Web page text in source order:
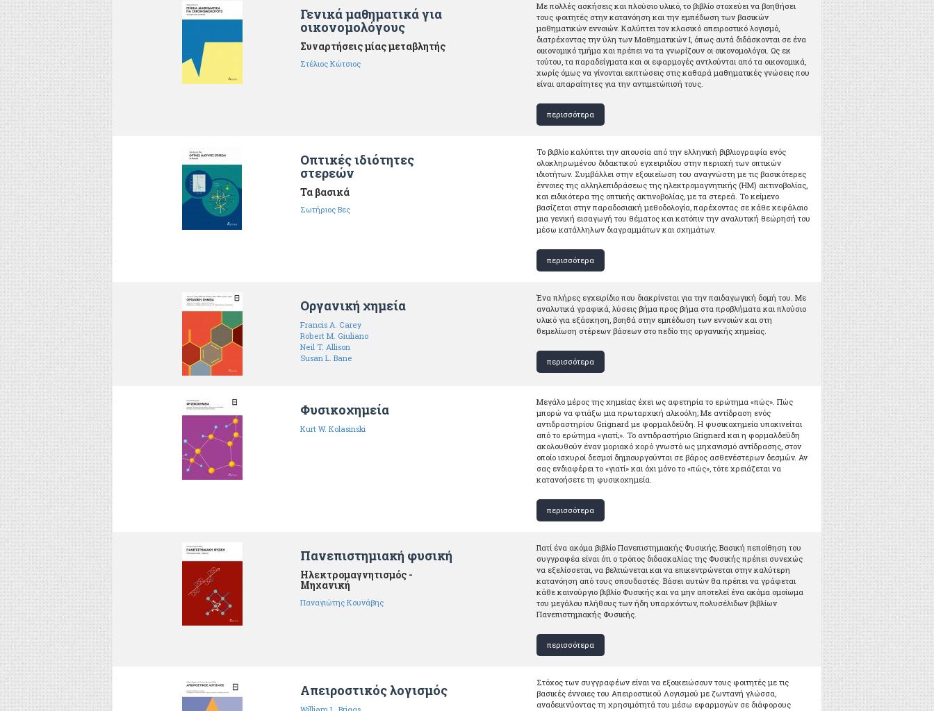
Γενικά μαθηματικά για
οικονομολόγους
Συναρτήσεις μίας μεταβλητής
Στέλιος Κώτσιος
Με πολλές ασκήσεις και πλούσιο υλικό, το βιβλίο στοχεύει να βοηθήσει
τους φοιτητές στην κατανόηση και την εμπέδωση των βασικών
μαθηματικών εννοιών. Καλύπτει τον κλασικό απειροστικό λογισµό,
διατρέχοντας την ύλη των Μαθηµατικών Ι, όπως αυτά διδάσκονται σε ένα
οικονοµικό τµήµα και πρέπει να τα γνωρίζουν οι οικονοµολόγοι. Ως εκ
τούτου, τα παραδείγµατα και οι εφαρµογές αντλούνται από τα οικονοµικά,
χωρίς όµως να γίνονται εκπτώσεις στις καθαρά µαθηµατικές γνώσεις που
είναι απαραίτητες για την αντιµετώπισή τους.
περισσότερα
Οπτικές ιδιότητες
στερεών
Τα βασικά
Σωτήριος Βες
Το βιβλίο καλύπτει την απουσία από την ελληνική βιβλιογραφία ενός
ολοκληρωμένου διδακτικού εγχειριδίου στην περιοχή των οπτικών
ιδιοτήτων. Συμβάλλει στην εξοικείωση του αναγνώστη με τις βασικότερες
έννοιες της αλληλεπιδράσεως της ηλεκτρομαγνητικής (ΗΜ) ακτινοβολίας,
και ειδικότερα της οπτικής ακτινοβολίας, με τα στερεά. Το κείμενο
βασίζεται στην παραδοσιακή μεθοδολογία, παρέχοντας σε κάθε κεφάλαιο
μια γενική εισαγωγή του θέματος και κατόπιν την αναλυτική θεώρησή του
μέσω κατάλληλων διαγραμμάτων και σχημάτων.
περισσότερα
Οργανική χημεία
Francis A. Carey
Robert M. Giuliano
Neil T. Allison
Susan L. Bane
Ένα πλήρες εγχειρίδιο που διακρίνεται για την παιδαγωγική δομή του. Με
αναλυτικά γραφικά, λύσεις βήμα προς βήμα στα προβλήματα και πλούσιο
υλικό για εξάσκηση, βοηθά στην εμπέδωση των εννοιών και στη
θεμελίωση στέρεων βάσεων στο πεδίο της οργανικής χημείας.
περισσότερα
Φυσικοχημεία
Kurt W. Kolasinski
Μεγάλο μέρος της χημείας έχει ως αφετηρία το ερώτημα «πώς». Πώς
μπορώ να φτιάξω μια πρωταρχική αλκοόλη; Με αντίδραση ενός
αντιδραστηρίου Grignard με φορμαλδεΰδη. Η φυσικοχημεία υποκινείται
από το ερώτημα «γιατί;». Το αντιδραστήριο Grignard και η φορμαλδεΰδη
ακολουθούν έναν μοριακό χορό γνωστό ως μηχανισμό αντίδρασης, στον
οποίο ισχυροί δεσμοί δημιουργούνται σε βάρος ασθενέστερων δεσμών. Αν
σας ενδιαφέρει το «γιατί» και όχι μόνο το «πώς», τότε χρειάζεται να
κατανοήσετε τη φυσικοχημεία.
περισσότερα
Πανεπιστημιακή φυσική
Ηλεκτρομαγνητισμός -
Μηχανική
Παναγιώτης Κουνάβης
Γιατί ένα ακόμα βιβλίο Πανεπιστημιακής Φυσικής; Βασική πεποίθηση του
συγγραφέα είναι ότι ο τρόπος διδασκαλίας της Φυσικής πρέπει συνεχώς
να εξελίσσεται, να βελτιώνεται και να επικεντρώνεται στην καλύτερη
κατανόηση από τους σπουδαστές. Βάσει αυτών θα πρέπει να γράφεται
κάθε καινούργιο βιβλίο Φυσικής και να μην αποτελεί ένα ακόμα ομοίωμα
του μεγάλου πλήθους των ήδη υπαρχόντων, πολυσέλιδων βιβλίων
Πανεπιστημιακής Φυσικής.
περισσότερα
Απειροστικός λογισμός
Στόχος των συγγραφέων είναι να εξοικειώσουν τους φοιτητές με τις
βασικές έννοιες του Απειροστικού Λογισμού με ζωντανή γλώσσα,
αναδεικνύοντας τη χρησιμότητά του μέσω εφαρμογών σε διάφορους